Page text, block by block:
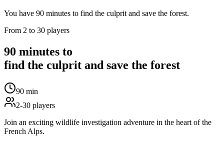
You have 90 minutes to find the culprit and save the forest.
From 2 to 30 players
90 minutes to
find the culprit and save the forest
90 min
2-30 players
Join an exciting wildlife investigation adventure in the heart of the
French Alps.